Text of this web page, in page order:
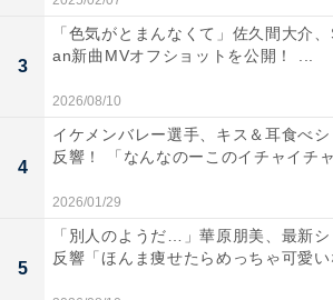
3
「色気がとまんなくて」佐久間大介
an新曲MVオフショットを公開！ ...
2026/08/10
4
イケメンバレー選手、キス＆耳食べ
反響！ 「なんなのーこのイチャイチ
2026/01/29
5
「別人のようだ…」華原朋美、最新
反響「ほんま痩せたらめっちゃ可愛